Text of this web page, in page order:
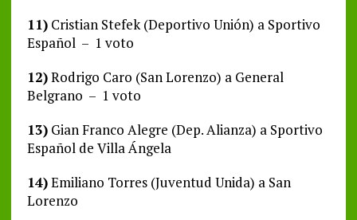
11)Cristian Stefek (Deportivo Unión) a Sportivo
Español – 1 voto
12)Rodrigo Caro (San Lorenzo) a General
Belgrano – 1 voto
13)Gian Franco Alegre (Dep. Alianza) a Sportivo
Español de Villa Ángela
14)Emiliano Torres (Juventud Unida) a San
Lorenzo